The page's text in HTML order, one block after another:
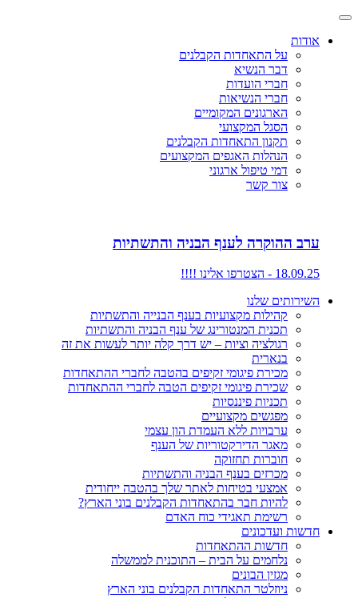
אודות
על התאחדות הקבלנים
דבר הנשיא
חברי הועדות
חברי הנשיאות
הארגונים המקומיים
הסגל המקצועי
תקנון התאחדות הקבלנים
הנהלות האגפים המקצועים
דמי טיפול ארגוני
צור קשר
ערב ההוקרה לענף הבניה והתשתיות
18.09.25 - הצטרפו אלינו !!!!
השירותים שלנו
קהילות מקצועיות בענף הבנייה והתשתיות
תכנית המנטורינג של ענף הבניה והתשתיות
רגולציה וציות – יש דרך קלה יותר לעשות את זה
בנארית
מכירת פיגומי זקיפים בהטבה לחברי ההתאחדות
שכירת פיגומי זקיפים הטבה לחברי ההתאחדות
תכניות פיננסיות
מפגשים מקצועיים
ערבויות ללא העמדת הון עצמי
מאגר הדירקטוריות של הענף
חוברות תחזוקה
מכרזים בענף הבניה והתשתיות
אמצעי בטיחות לאתר שלך בהטבה ייחודית
להיות חבר בהתאחדות הקבלנים בוני הארץ?
רשימת תאגידי כוח האדם
חדשות ועדכונים
חדשות ההתאחדות
נלחמים על הבית – התוכנית לממשלה
מגזין הבונים
ניוזלטר התאחדות הקבלנים בוני הארץ